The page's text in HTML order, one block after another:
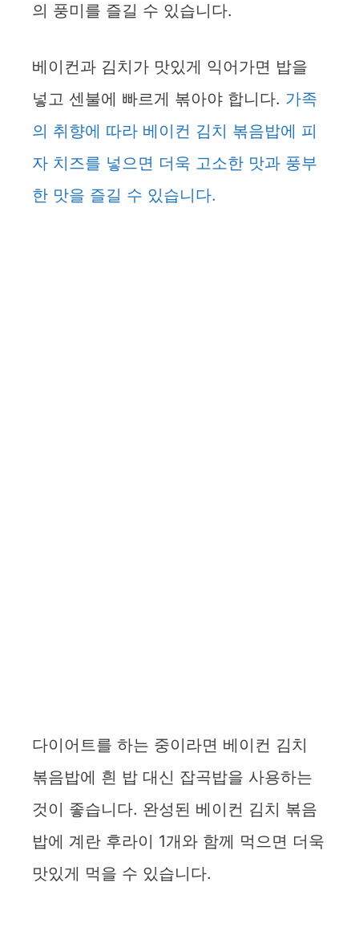
의 풍미를 즐길 수 있습니다.
베이컨과 김치가 맛있게 익어가면 밥을
넣고 센불에 빠르게 볶아야 합니다. 가족
의 취향에 따라 베이컨 김치 볶음밥에 피
자 치즈를 넣으면 더욱 고소한 맛과 풍부
한 맛을 즐길 수 있습니다.
다이어트를 하는 중이라면 베이컨 김치
볶음밥에 흰 밥 대신 잡곡밥을 사용하는
것이 좋습니다. 완성된 베이컨 김치 볶음
밥에 계란 후라이 1개와 함께 먹으면 더욱
맛있게 먹을 수 있습니다.